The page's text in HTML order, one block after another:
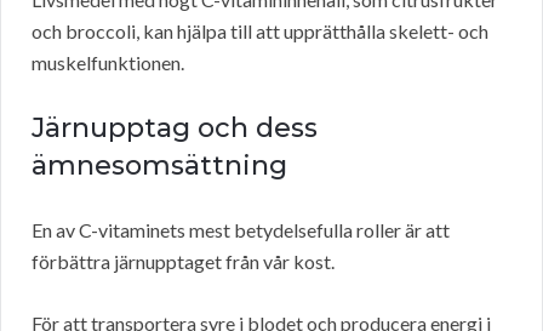
och broccoli, kan hjälpa till att upprätthålla skelett- och
muskelfunktionen.
Järnupptag och dess
ämnesomsättning
En av C-vitaminets mest betydelsefulla roller är att
förbättra järnupptaget från vår kost.
För att transportera syre i blodet och producera energi i